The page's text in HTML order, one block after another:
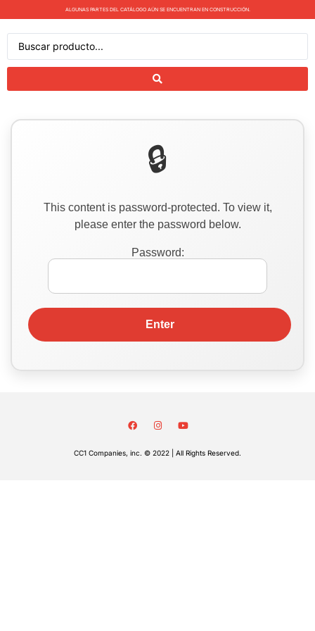
ALGUNAS PARTES DEL CATÁLOGO AÚN SE ENCUENTRAN EN CONSTRUCCIÓN.
This content is password-protected. To view it,
please enter the password below.
Password:
CC1 Companies, inc. © 2022 | All Rights Reserved.